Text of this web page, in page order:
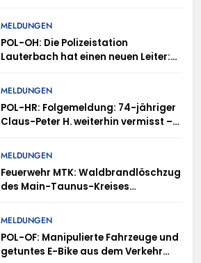
MELDUNGEN
POL-OH: Die Polizeistation
Lauterbach hat einen neuen Leiter:
MELDUNGEN
POL-HR: Folgemeldung: 74-jähriger
Claus-Peter H. weiterhin vermisst –
MELDUNGEN
Feuerwehr MTK: Waldbrandlöschzug
des Main-Taunus-Kreises
Rheingau-Taunus-Kreis – Rund 45
schwierigem Gelände die Flanken
des Brandgebietes
MELDUNGEN
POL-OF: Manipulierte Fahrzeuge und
getuntes E-Bike aus dem Verkehr